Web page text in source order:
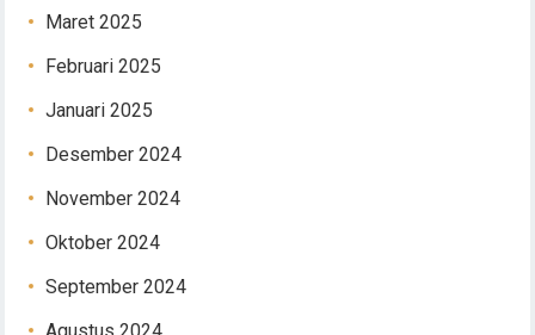
Maret 2025
Februari 2025
Januari 2025
Desember 2024
November 2024
Oktober 2024
September 2024